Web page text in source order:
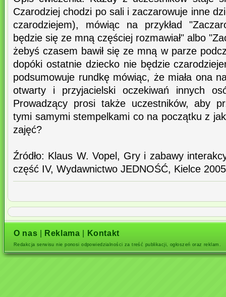
Czarodziej chodzi po sali i zaczarowuje inne
czarodziejem), mówiąc na przykład
będzie się ze mną częściej rozmawiał" albo
żebyś czasem bawił się ze mną w parze
dopóki ostatnie dziecko nie będzie
podsumowuje rundkę mówiąc, że miała ona
otwarty i przyjacielski oczekiwań innych
Prowadzący prosi także uczestników, aby
tymi samymi stempelkami co na początku z
zajęć?
Źródło: Klaus W. Vopel, Gry i zabawy
część IV, Wydawnictwo JEDNOŚĆ, Kielce
O nas Reklama Kontakt
Redakcja serwisu nie ponosi odpowiedzialności za treść publikacji, ogłoszeń oraz reklam.